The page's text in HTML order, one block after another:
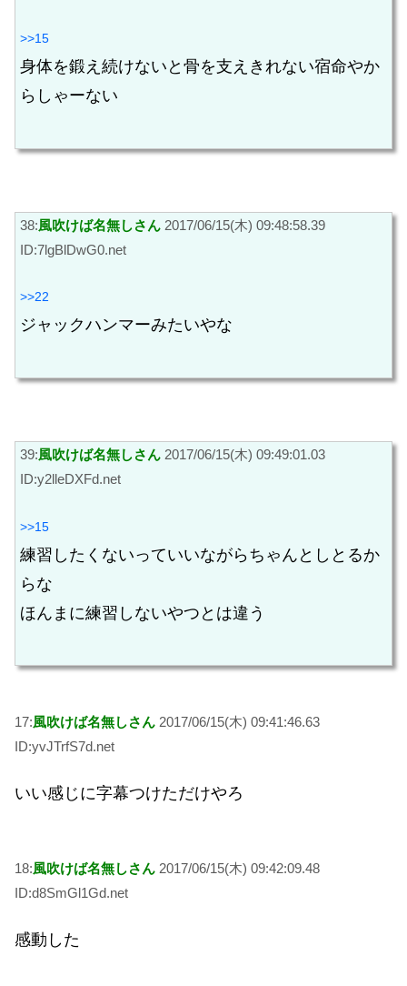
>>15
身体を鍛え続けないと骨を支えきれない宿命やか
らしゃーない
38:風吹けば名無しさん 2017/06/15(木) 09:48:58.39
ID:7lgBlDwG0.net
>>22
ジャックハンマーみたいやな
39:風吹けば名無しさん 2017/06/15(木) 09:49:01.03
ID:y2lleDXFd.net
>>15
練習したくないっていいながらちゃんとしとるか
らな
ほんまに練習しないやつとは違う
17:風吹けば名無しさん 2017/06/15(木) 09:41:46.63
ID:yvJTrfS7d.net
いい感じに字幕つけただけやろ
18:風吹けば名無しさん 2017/06/15(木) 09:42:09.48
ID:d8SmGl1Gd.net
感動した